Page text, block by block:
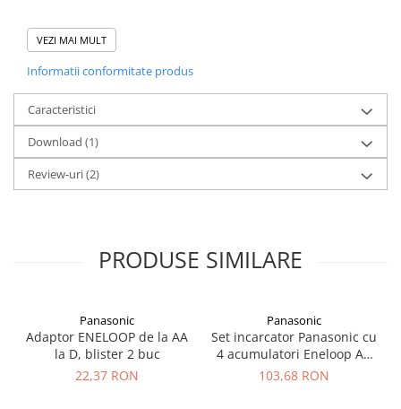
Alimentare USB-C - minim USB C PD: 12V 1.25A 15W
Detalii
Marimea celulelor AAA, AA
Celule compatibile NiMH
Configuratia celulelor
AAA 1-8 buc
AA 1-8 buc
Curent de incarcare
AAA 200(±10%)mA
AA 450(±10%)mA
Protectie scurt circuit
VEZI MAI MULT
Informatii conformitate produs
Caracteristici
Download (1)
Review-uri(2)
PRODUSE SIMILARE
Panasonic
Adaptor ENELOOP de la AA
la D, blister 2 buc
22,37 RON
Panasonic
Set incarcator Panasonic cu
4 acumulatori Eneloop AA
min 1900mah (K-
103,68 RON